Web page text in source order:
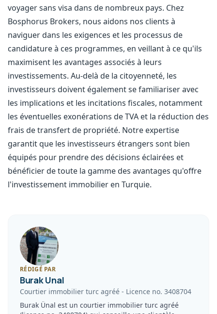
voyager sans visa dans de nombreux pays. Chez
Bosphorus Brokers, nous aidons nos clients à
naviguer dans les exigences et les processus de
candidature à ces programmes, en veillant à ce qu'ils
maximisent les avantages associés à leurs
investissements. Au-delà de la citoyenneté, les
investisseurs doivent également se familiariser avec
les implications et les incitations fiscales, notamment
les éventuelles exonérations de TVA et la réduction des
frais de transfert de propriété. Notre expertise
garantit que les investisseurs étrangers sont bien
équipés pour prendre des décisions éclairées et
bénéficier de toute la gamme des avantages qu'offre
l'investissement immobilier en Turquie.
RÉDIGÉ PAR
Burak Unal
Courtier immobilier turc agréé - Licence no. 3408704
Burak Ünal est un courtier immobilier turc agréé